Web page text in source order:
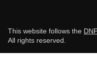
This website follows the
All rights reserved.